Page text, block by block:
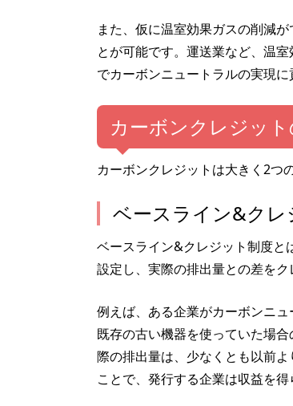
また、仮に温室効果ガスの削減
とが可能です。運送業など、温
でカーボンニュートラルの実現に
カーボンクレジッ
カーボンクレジットは大きく2つ
ベースライン&クレ
ベースライン&クレジット制度と
設定し、実際の排出量との差をク
例えば、ある企業がカーボンニ
既存の古い機器を使っていた場
際の排出量は、少なくとも以前
ことで、発行する企業は収益を得